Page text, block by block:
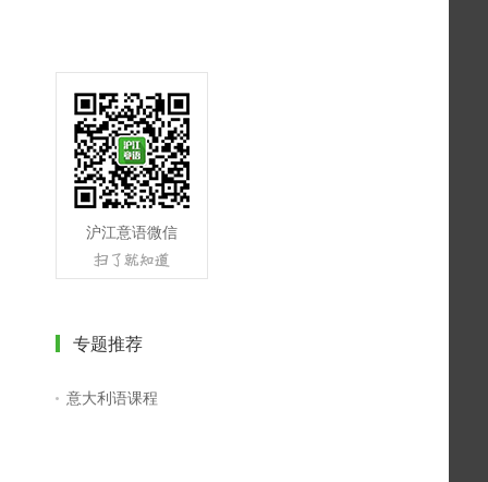
沪江意语微信
专题推荐
意大利语课程